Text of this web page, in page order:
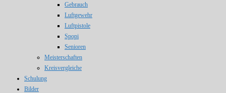
Gebrauch
Luftgewehr
Luftpistole
Spopi
Senioren
Meisterschaften
Kreisvergleiche
Schulung
Bilder